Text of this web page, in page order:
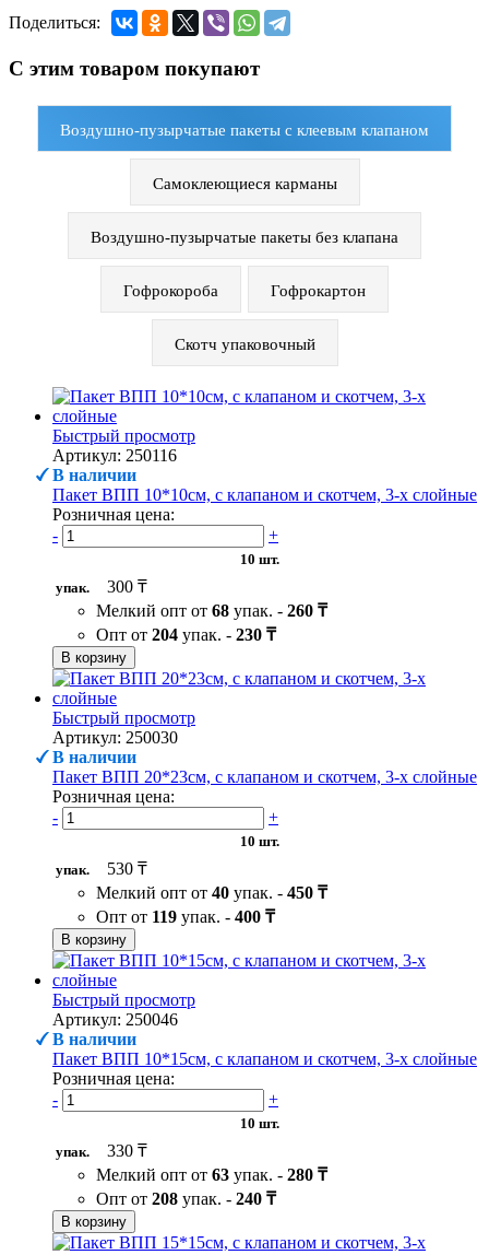
Поделиться:
С этим товаром покупают
Воздушно-пузырчатые пакеты с клеевым клапаном
Самоклеющиеся карманы
Воздушно-пузырчатые пакеты без клапана
Гофрокороба Гофрокартон
Скотч упаковочный
Быстрый просмотр
Артикул: 250116
В наличии
Пакет ВПП 10*10см, с клапаном и скотчем, 3-х слойные
Розничная цена:
-
+
10 шт.
упак.
300 ₸
Мелкий опт от 68 упак. - 260 ₸
Опт от 204 упак. - 230 ₸
В корзину
Быстрый просмотр
Артикул: 250030
В наличии
Пакет ВПП 20*23см, с клапаном и скотчем, 3-х слойные
Розничная цена:
-
+
10 шт.
упак.
530 ₸
Мелкий опт от 40 упак. - 450 ₸
Опт от 119 упак. - 400 ₸
В корзину
Быстрый просмотр
Артикул: 250046
В наличии
Пакет ВПП 10*15см, с клапаном и скотчем, 3-х слойные
Розничная цена:
-
+
10 шт.
упак.
330 ₸
Мелкий опт от 63 упак. - 280 ₸
Опт от 208 упак. - 240 ₸
В корзину